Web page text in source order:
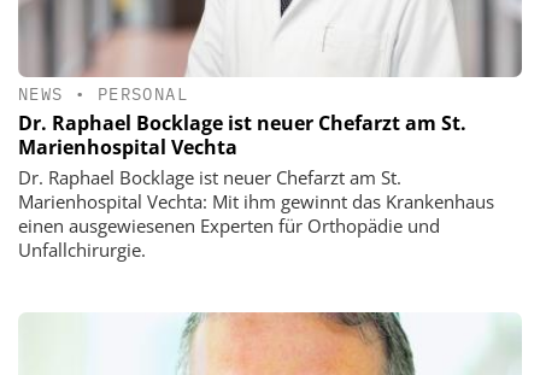
NEWS • PERSONAL
Dr. Raphael Bocklage ist neuer Chefarzt am St.
Marienhospital Vechta
Dr. Raphael Bocklage ist neuer Chefarzt am St.
Marienhospital Vechta: Mit ihm gewinnt das Krankenhaus
einen ausgewiesenen Experten für Orthopädie und
Unfallchirurgie.